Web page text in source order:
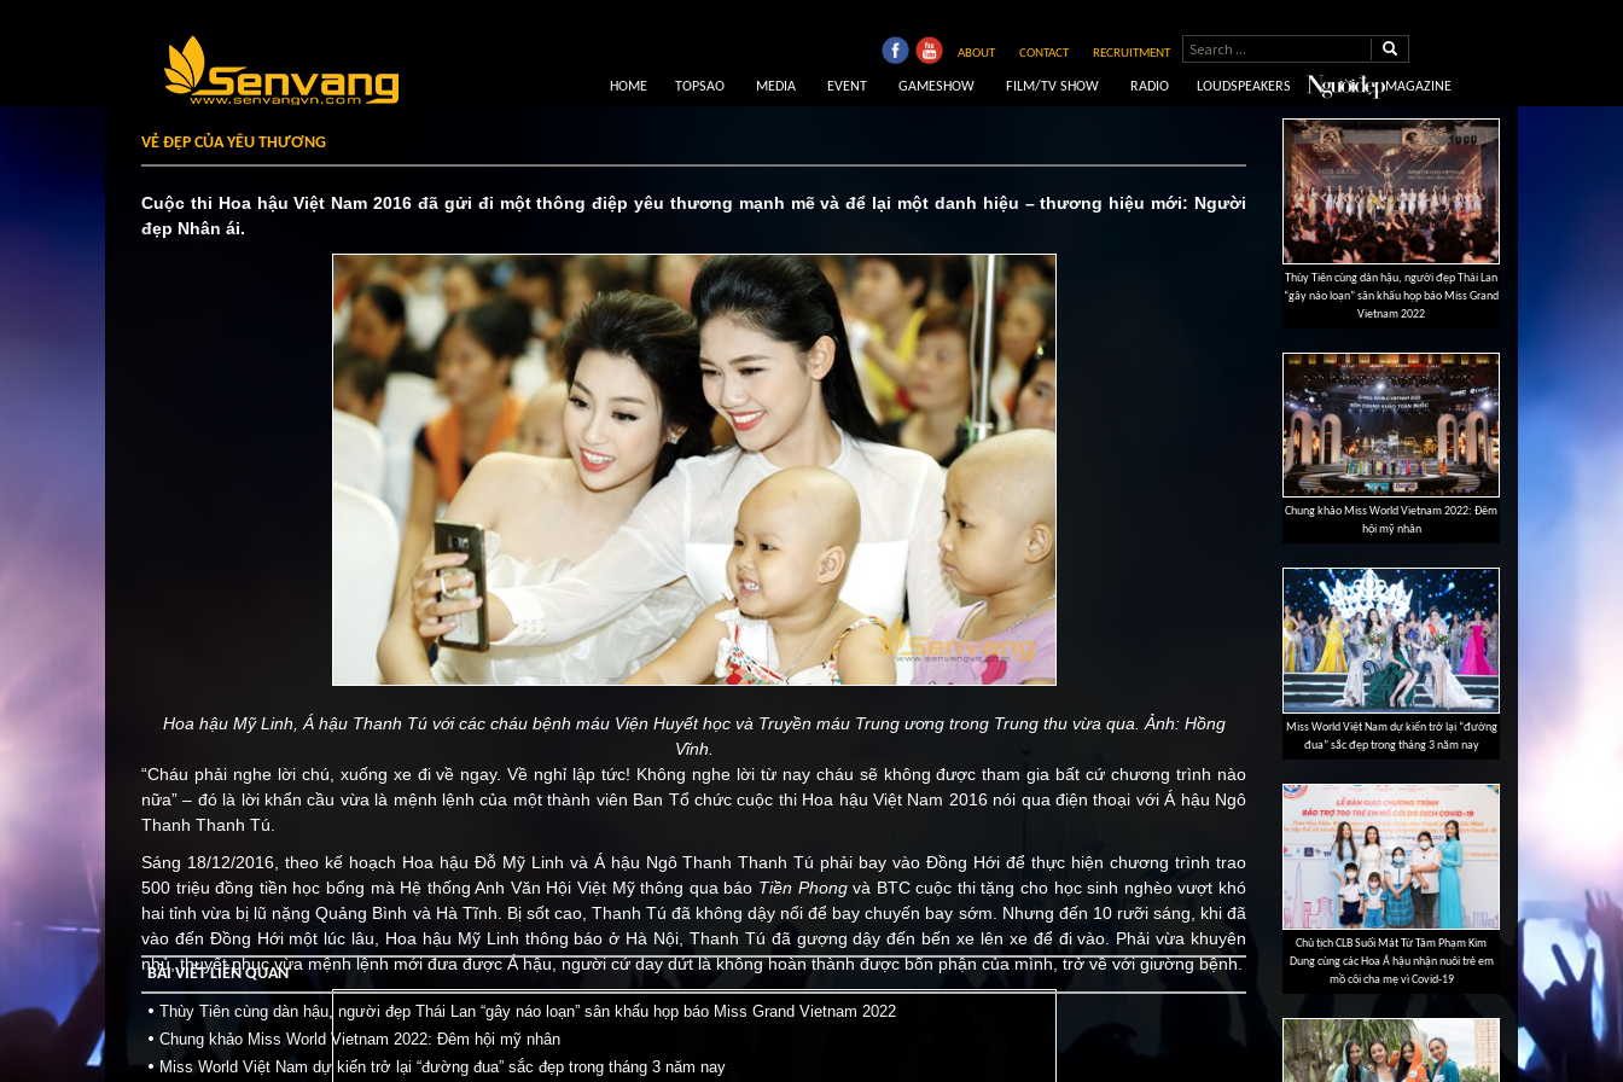
ABOUT CONTACT RECRUITMENT
HOME TOPSAO MEDIA EVENT GAMESHOW FILM/TV SHOW RADIO LOUDSPEAKERS MAGAZINE
VẺ ĐẸP CỦA YÊU THƯƠNG
Cuộc thi Hoa hậu Việt Nam 2016 đã gửi đi một thông điệp yêu thương mạnh mẽ và để lại một danh hiệu – thương hiệu mới: Người
đẹp Nhân ái.
Hoa hậu Mỹ Linh, Á hậu Thanh Tú với các cháu bệnh máu Viện Huyết học và Truyền máu Trung ương trong Trung thu vừa qua. Ảnh: Hồng
Vĩnh.
“Cháu phải nghe lời chú, xuống xe đi về ngay. Về nghỉ lập tức! Không nghe lời từ nay cháu sẽ không được tham gia bất cứ chương trình nào
nữa” – đó là lời khẩn cầu vừa là mệnh lệnh của một thành viên Ban Tổ chức cuộc thi Hoa hậu Việt Nam 2016 nói qua điện thoại với Á hậu Ngô
Thanh Thanh Tú.
Sáng 18/12/2016, theo kế hoạch Hoa hậu Ðỗ Mỹ Linh và Á hậu Ngô Thanh Thanh Tú phải bay vào Ðồng Hới để thực hiện chương trình trao
500 triệu đồng tiền học bổng mà Hệ thống Anh Văn Hội Việt Mỹ thông qua báo Tiền Phongvà BTC cuộc thi tặng cho học sinh nghèo vượt khó
hai tỉnh vừa bị lũ nặng Quảng Bình và Hà Tĩnh. Bị sốt cao, Thanh Tú đã không dậy nổi để bay chuyến bay sớm. Nhưng đến 10 rưỡi sáng, khi đã
vào đến Ðồng Hới một lúc lâu, Hoa hậu Mỹ Linh thông báo ở Hà Nội, Thanh Tú đã gượng dậy đến bến xe lên xe để đi vào. Phải vừa khuyên
nhủ, thuyết phục vừa mệnh lệnh mới đưa được Á hậu, người cứ day dứt là không hoàn thành được bổn phận của mình, trở về với giường bệnh.
BÀI VIẾT LIÊN QUAN
Thùy Tiên cùng dàn hậu, người đẹp Thái Lan “gây náo loạn” sân khấu họp báo Miss Grand Vietnam 2022
Chung khảo Miss World Vietnam 2022: Đêm hội mỹ nhân
Miss World Việt Nam dự kiến trở lại “đường đua” sắc đẹp trong tháng 3 năm nay
Thùy Tiên cùng dàn hậu, người đẹp Thái Lan
“gây náo loạn” sân khấu họp báo Miss Grand
Vietnam 2022
Chung khảo Miss World Vietnam 2022: Đêm
hội mỹ nhân
Miss World Việt Nam dự kiến trở lại “đường
đua” sắc đẹp trong tháng 3 năm nay
Chủ tịch CLB Suối Mát Từ Tâm Phạm Kim
Dung cùng các Hoa Á hậu nhận nuôi trẻ em
mồ côi cha mẹ vì Covid-19